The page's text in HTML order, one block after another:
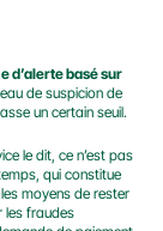
d’alerte basé sur
de suspicion de
un certain seuil.
le dit, ce n’est pas
qui constitue
moyens de rester
les fraudes